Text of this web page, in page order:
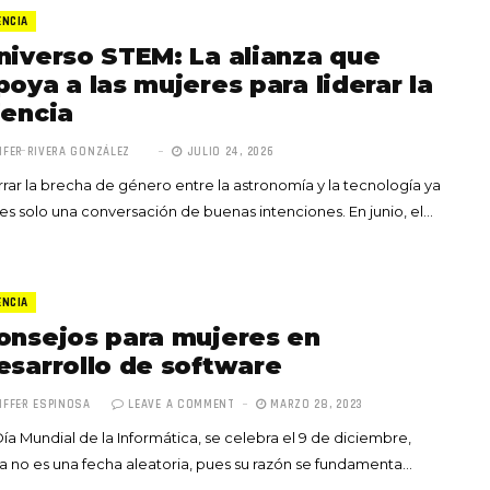
STEM: La alianza que
a las mujeres para liderar la
RIVERA GONZÁLEZ JULIO 24, 2026
la brecha de género entre la astronomía y la tecnología ya
solo una conversación de buenas intenciones. En junio, el…
para mujeres en
de software
ESPINOSA LEAVE A COMMENT MARZO 28, 2023
Mundial de la Informática, se celebra el 9 de diciembre,
no es una fecha aleatoria, pues su razón se fundamenta…
el nuevo
de Hendrix y
un himno por la
las mujeres
COMMENT FEBRERO 16, 2023
Totó la Momposina: el
adiós a la gran
MAYO 21, 2026